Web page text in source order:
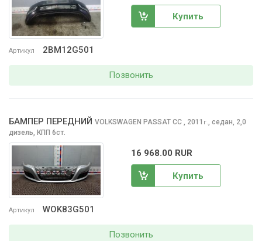
Артикул 2BM12G501
Купить
Позвонить
Артикул WOK83G501
БАМПЕР ПЕРЕДНИЙ VOLKSWAGEN PASSAT CC , 2011 г., седан, 2,0
дизель, КПП 6ст.
16 968.00 RUR
Купить
Позвонить